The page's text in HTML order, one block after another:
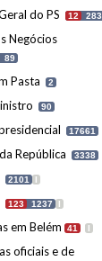
do PS 12 283
Negócios
89
Pasta 2
90
17661
República 3338
2101 I
123 1237 I
em Belém 41 I
oficiais e de